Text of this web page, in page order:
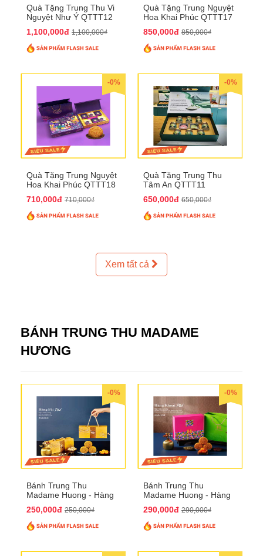
Quà Tặng Trung Thu Vi
Nguyệt Như Ý QTTT12
1,100,000đ 1,100,000₫
Quà Tặng Trung Nguyệt
Hoa Khai Phúc QTTT17
850,000đ 850,000₫
-0%
Quà Tặng Trung Nguyệt
Hoa Khai Phúc QTTT18
710,000đ 710,000₫
-0%
Quà Tặng Trung Thu
Tâm An QTTT11
650,000đ 650,000₫
Xem tất cả
BÁNH TRUNG THU MADAME
HƯƠNG
-0%
Bánh Trung Thu
Madame Huong - Hàng
250,000đ 250,000₫
-0%
Bánh Trung Thu
Madame Huong - Hàng
290,000đ 290,000₫